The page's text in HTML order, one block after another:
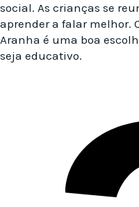
social. As crianças se
aprender a falar melhor.
Aranha é uma boa
seja educativo.